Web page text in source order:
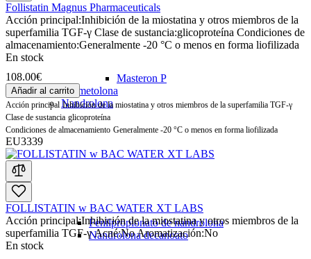
Masteron P
Oximetolona
Nandrolona
Fenilpropionato de nandrolona
Nandrolona decanoato
Follistatin Magnus Pharmaceuticals
Acción principal:Inhibición de la miostatina y otros miembros de la
superfamilia TGF-γ Clase de sustancia:glicoproteína Condiciones de
almacenamiento:Generalmente -20 °C o menos en forma liofilizada
En stock
108.00€
Añadir al carrito
Acción principal Inhibición de la miostatina y otros miembros de la superfamilia TGF-γ
Clase de sustancia glicoproteína
Condiciones de almacenamiento Generalmente -20 °C o menos en forma liofilizada
EU3339
FOLLISTATIN w BAC WATER XT LABS
Acción principal:Inhibición de la miostatina y otros miembros de la
superfamilia TGF-γ Acné:NoAromatización:No
En stock